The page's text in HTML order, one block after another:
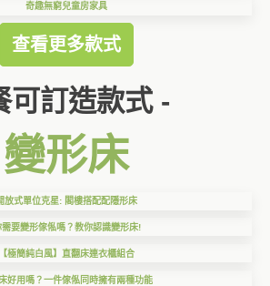
奇趣無窮兒童房家具
查看更多款式
可訂造款式 -
變形床
放式單位克星: 閣樓搭配配隱形床
需要變形傢俬嗎？教你認識變形床!
【極簡純白風】直翻床連衣櫃組合
好用嗎？一件傢俬同時擁有兩種功能